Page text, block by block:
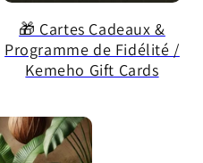
🎁 Cartes Cadeaux &
Programme de Fidélité /
Kemeho Gift Cards